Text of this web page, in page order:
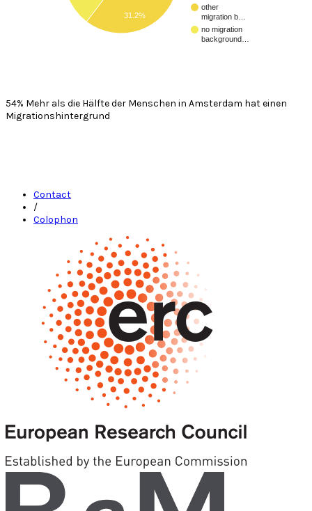
other
migration b…
no migration
background…
31.2%
54% Mehr als die Hälfte der Menschen in Amsterdam hat einen
Migrationshintergrund
Contact
/
Colophon